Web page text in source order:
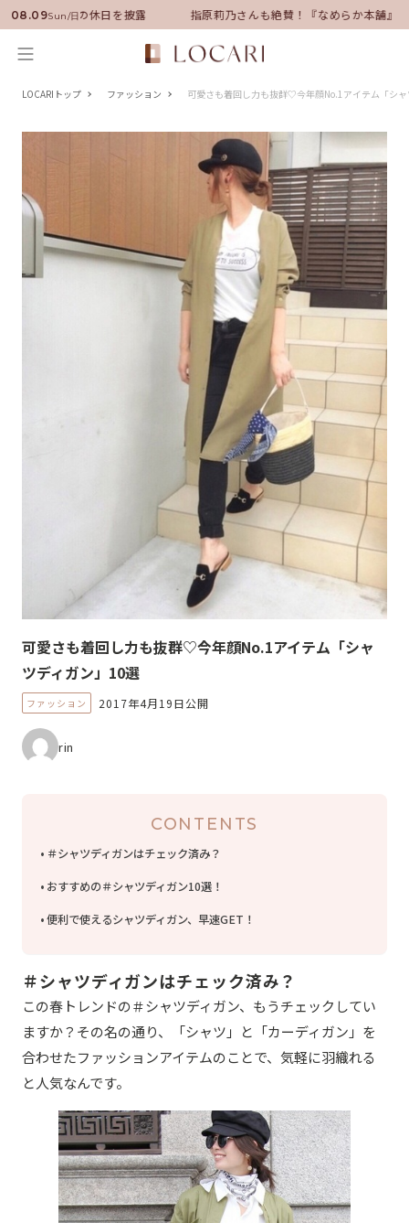
08.09Sun/日
いい男の休日を披露 指原莉乃さんも絶賛！『なめらか本舗』保湿ラ
LOCARIトップ ファッション 可愛さも着回し力も抜群♡今年顔No.1アイテム「シ
可愛さも着回し力も抜群♡今年顔No.1アイテム「シャ
ツディガン」10選
ファッション 2017年4月19日公開
rin
CONTENTS
＃シャツディガンはチェック済み？
おすすめの＃シャツディガン10選！
便利で使えるシャツディガン、早速GET！
＃シャツディガンはチェック済み？
この春トレンドの＃シャツディガン、もうチェックしてい
ますか？その名の通り、「シャツ」と「カーディガン」を
合わせたファッションアイテムのことで、気軽に羽織れる
と人気なんです。